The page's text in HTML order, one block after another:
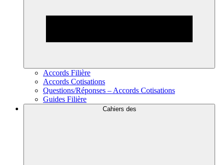
Accords Filière
Accords Cotisations
Questions/Réponses – Accords Cotisations
Guides Filière
Cahiers des